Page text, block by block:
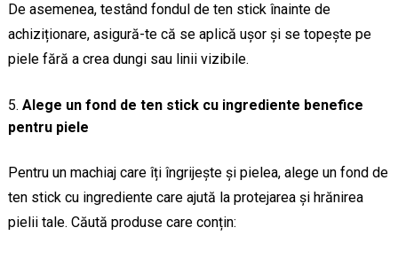
De asemenea, testând fondul de ten stick înainte de
achiziționare, asigură-te că se aplică ușor și se topește pe
piele fără a crea dungi sau linii vizibile.
Alege un fond de ten stick cu ingrediente benefice
pentru piele
Pentru un machiaj care îți îngrijește și pielea, alege un fond de
ten stick cu ingrediente care ajută la protejarea și hrănirea
pielii tale. Căută produse care conțin: